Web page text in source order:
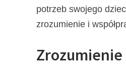
potrzeb swojego
zrozumienie i